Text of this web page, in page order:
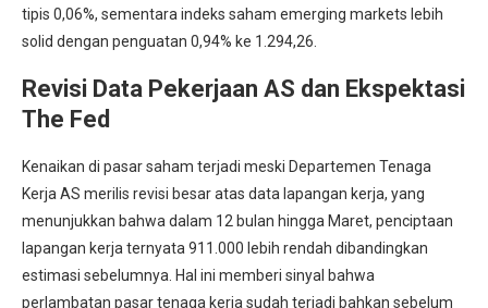
tipis 0,06%, sementara indeks saham emerging markets lebih
solid dengan penguatan 0,94% ke 1.294,26.
Revisi Data Pekerjaan AS dan Ekspektasi
The Fed
Kenaikan di pasar saham terjadi meski Departemen Tenaga
Kerja AS merilis revisi besar atas data lapangan kerja, yang
menunjukkan bahwa dalam 12 bulan hingga Maret, penciptaan
lapangan kerja ternyata 911.000 lebih rendah dibandingkan
estimasi sebelumnya. Hal ini memberi sinyal bahwa
perlambatan pasar tenaga kerja sudah terjadi bahkan sebelum